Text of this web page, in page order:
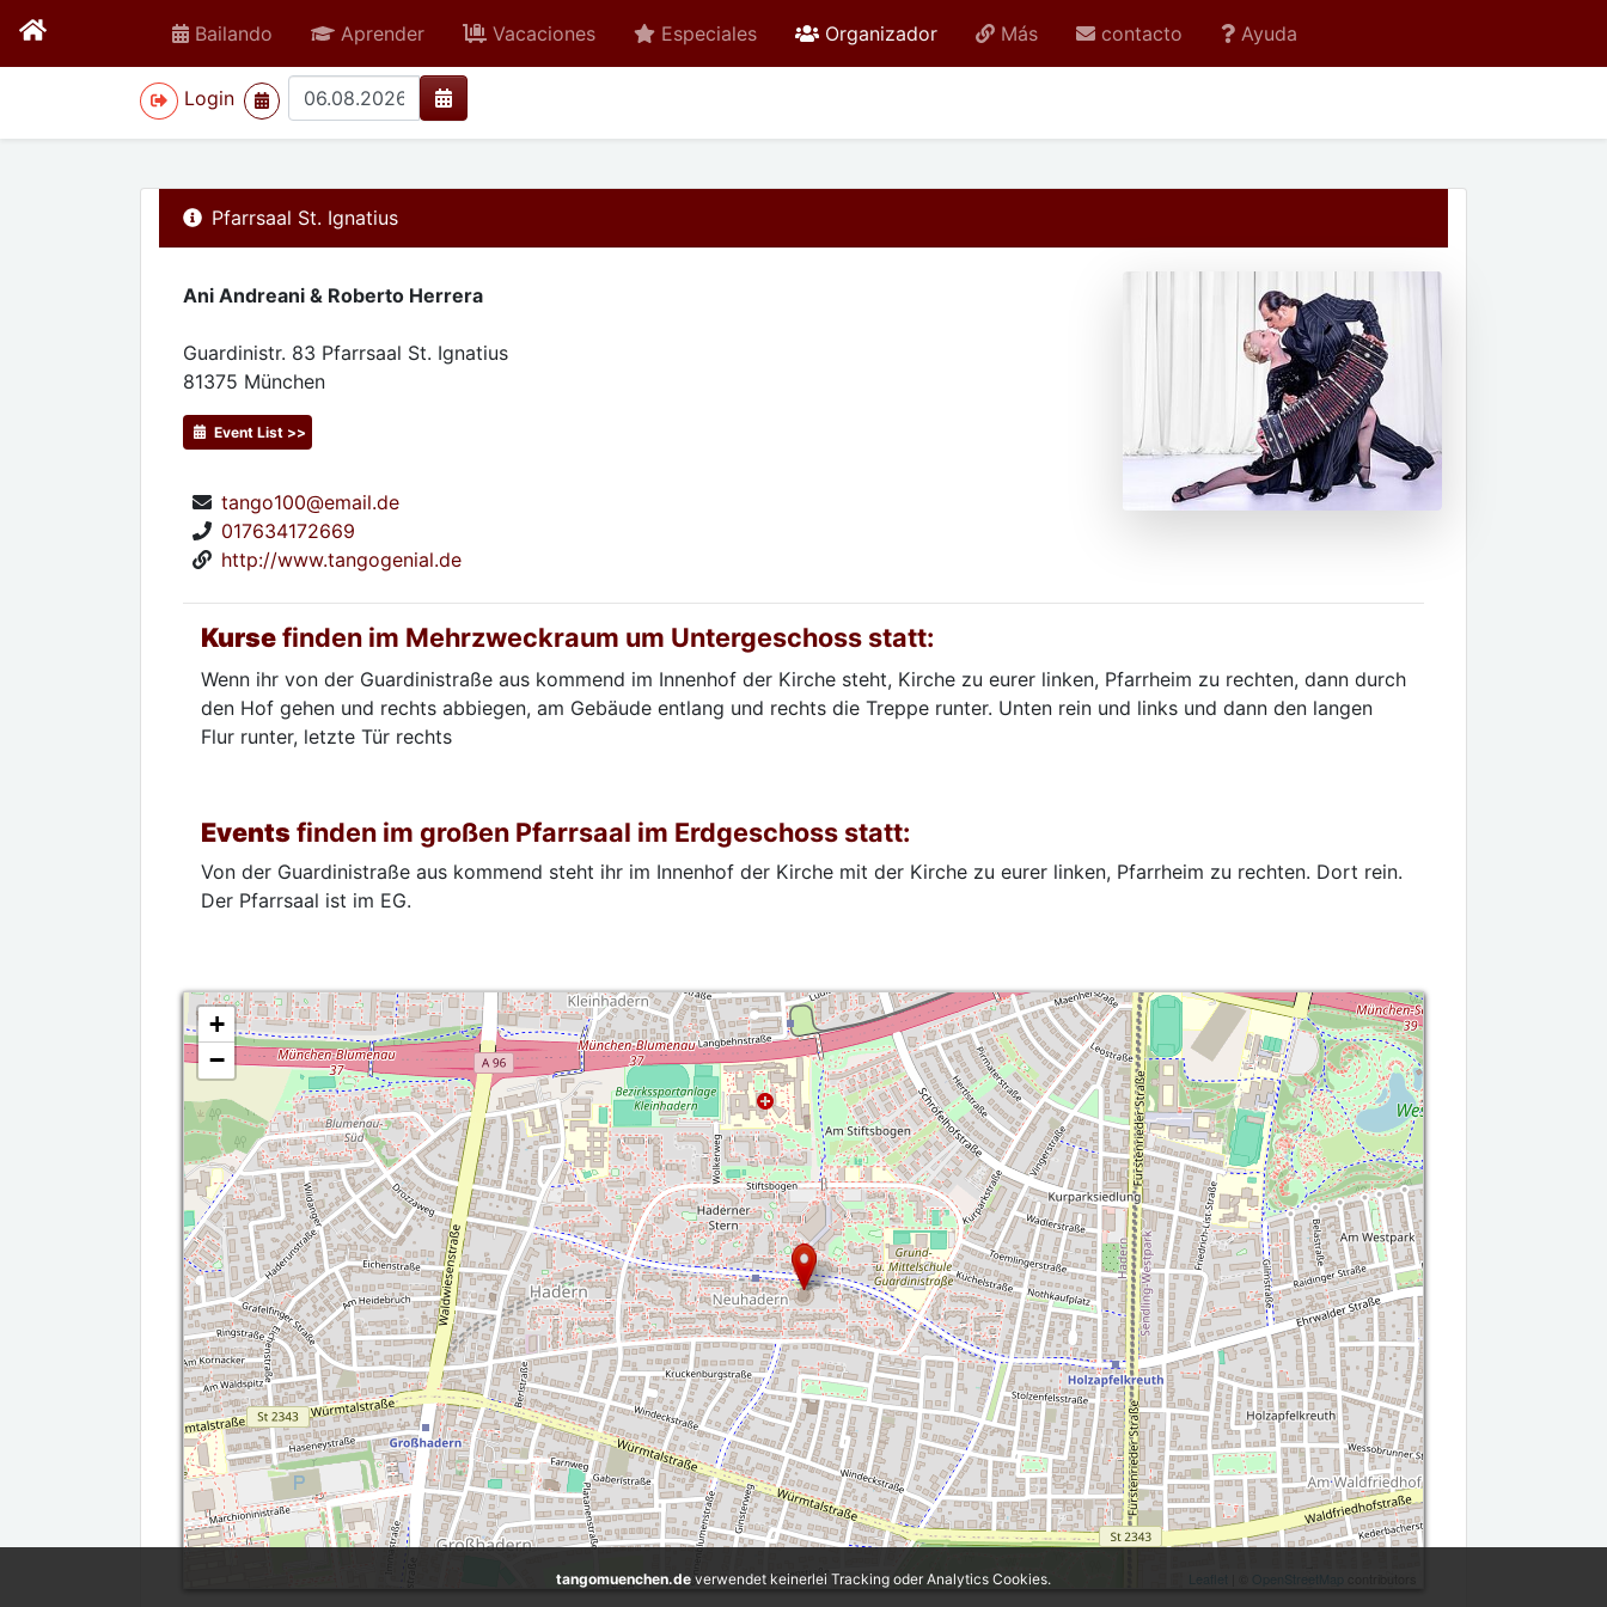
Bailando Aprender Vacaciones Especiales Organizadoractive Más contacto Ayuda
Login
>
Pfarrsaal St. Ignatius
Ani Andreani & Roberto Herrera
Guardinistr. 83 Pfarrsaal St. Ignatius
81375 München
Event List >>
tango100@email.de
017634172669
http://www.tangogenial.de
Kursefinden im Mehrzweckraum um Untergeschoss statt:
Wenn ihr von der Guardinistraße aus kommend im Innenhof der Kirche steht, Kirche zu eurer linken, Pfarrheim zu rechten, dann durch
den Hof gehen und rechts abbiegen, am Gebäude entlang und rechts die Treppe runter. Unten rein und links und dann den langen
Flur runter, letzte Tür rechts
Events finden im großen Pfarrsaal im Erdgeschoss statt:
Von der Guardinistraße aus kommend steht ihr im Innenhof der Kirche mit der Kirche zu eurer linken, Pfarrheim zu rechten. Dort rein.
Der Pfarrsaal ist im EG.
+
−
Leaflet OpenStreetMap
tangomuenchen.de verwendet keinerlei Tracking oder Analytics Cookies.